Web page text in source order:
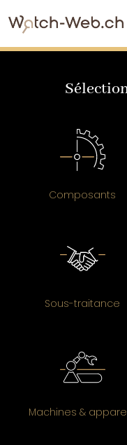
Composants
Sous-traitance
Machines &